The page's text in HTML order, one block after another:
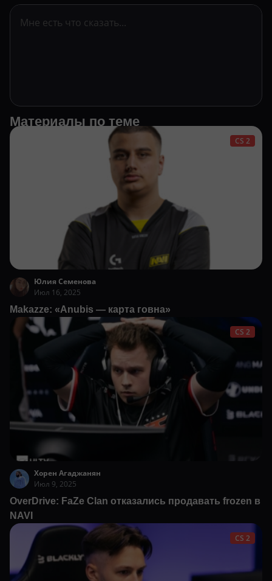
Материалы по теме
CS 2
Юлия Семенова
Июл 16, 2025
Makazze: «Anubis — карта говна»
CS 2
Хорен Агаджанян
Июл 9, 2025
OverDrive: FaZe Clan отказались продавать frozen в
NAVI
CS 2